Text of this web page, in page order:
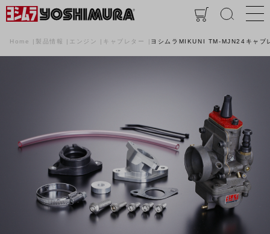
Home 製品情報 エンジン キャブレター ヨシムラMIKUNI TM-MJN24キャブ